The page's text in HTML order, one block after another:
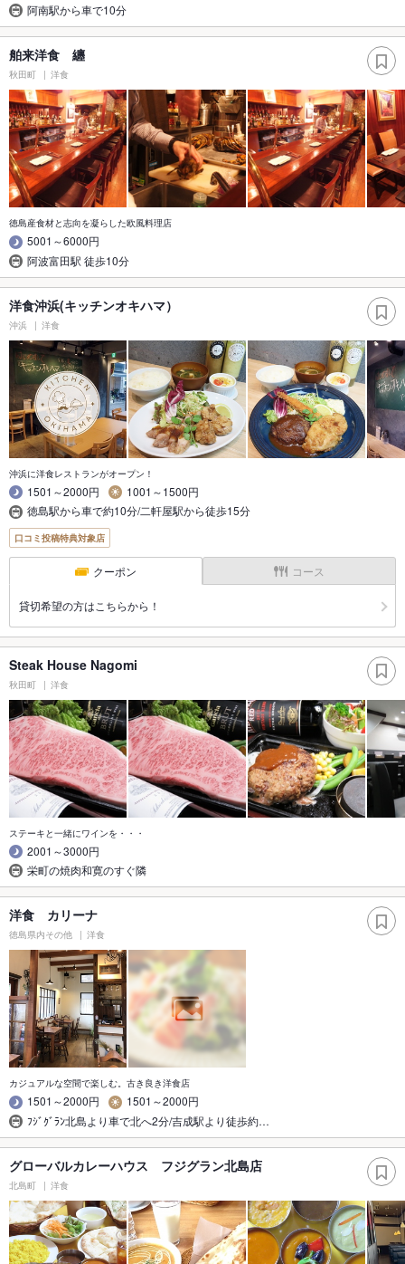
阿南駅から車で10分
舶来洋食 纏
秋田町 洋食
徳島産食材と志向を凝らした欧風料理店
5001～6000円
阿波富田駅 徒歩10分
洋食沖浜(キッチンオキハマ）
沖浜 洋食
沖浜に洋食レストランがオープン！
1501～2000円
1001～1500円
徳島駅から車で約10分/二軒屋駅から徒歩15分
口コミ投稿特典対象店
クーポン コース
貸切希望の方はこちらから！
Steak House Nagomi
秋田町 洋食
ステーキと一緒にワインを・・・
2001～3000円
栄町の焼肉和寛のすぐ隣
洋食 カリーナ
徳島県内その他 洋食
カジュアルな空間で楽しむ。古き良き洋食店
1501～2000円
1501～2000円
ﾌｼﾞｸﾞﾗﾝ北島より車で北へ2分/吉成駅より徒歩約…
グローバルカレーハウス フジグラン北島店
北島町 洋食